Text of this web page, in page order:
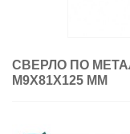
СВЕРЛО ПО
M9X81X125 ММ